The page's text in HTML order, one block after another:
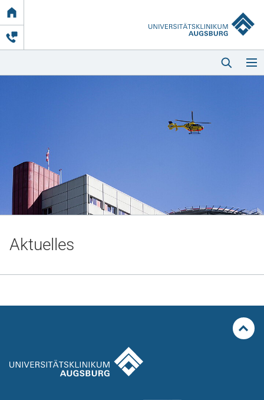
Link
zur
Startseite
Startseite
Kliniken & Einrichtungen
Über uns
Aktuelles